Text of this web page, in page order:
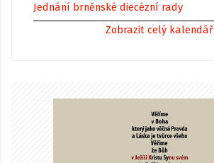
Jednání brněnské diecézní rady
Zobrazit celý kalendář